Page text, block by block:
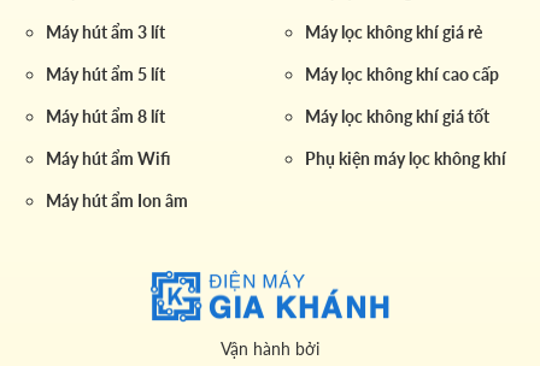
Máy hút ẩm 3 lít
Máy hút ẩm 5 lít
Máy hút ẩm 8 lít
Máy hút ẩm Wifi
Máy hút ẩm Ion âm
Máy lọc không khí giá rẻ
Máy lọc không khí cao cấp
Máy lọc không khí giá tốt
Phụ kiện máy lọc không khí
Vận hành bởi